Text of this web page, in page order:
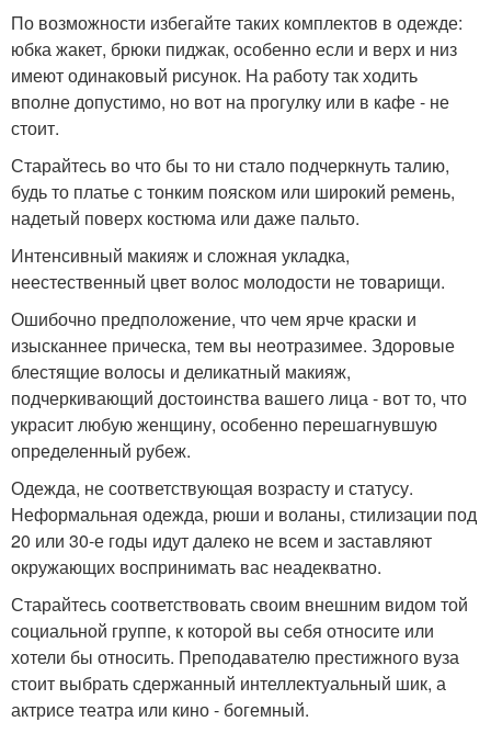
По возможности избегайте таких комплектов в одежде:
юбка жакет, брюки пиджак, особенно если и верх и низ
имеют одинаковый рисунок. На работу так ходить
вполне допустимо, но вот на прогулку или в кафе - не
стоит.
Старайтесь во что бы то ни стало подчеркнуть талию,
будь то платье с тонким пояском или широкий ремень,
надетый поверх костюма или даже пальто.
Интенсивный макияж и сложная укладка,
неестественный цвет волос молодости не товарищи.
Ошибочно предположение, что чем ярче краски и
изысканнее прическа, тем вы неотразимее. Здоровые
блестящие волосы и деликатный макияж,
подчеркивающий достоинства вашего лица - вот то, что
украсит любую женщину, особенно перешагнувшую
определенный рубеж.
Одежда, не соответствующая возрасту и статусу.
Неформальная одежда, рюши и воланы, стилизации под
20 или 30-е годы идут далеко не всем и заставляют
окружающих воспринимать вас неадекватно.
Старайтесь соответствовать своим внешним видом той
социальной группе, к которой вы себя относите или
хотели бы относить. Преподавателю престижного вуза
стоит выбрать сдержанный интеллектуальный шик, а
актрисе театра или кино - богемный.